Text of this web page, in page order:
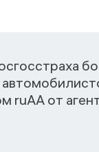
ruАА от